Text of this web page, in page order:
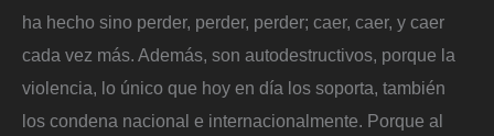
ha hecho sino perder, perder, perder; caer, caer, y caer
cada vez más. Además, son autodestructivos, porque la
violencia, lo único que hoy en día los soporta, también
los condena nacional e internacionalmente. Porque al